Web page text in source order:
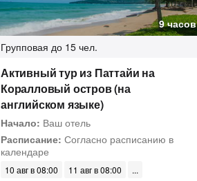
9 часов
Групповая до 15 чел.
Активный тур из Паттайи на
Коралловый остров (на
английском языке)
Начало: Ваш отель
Расписание: Согласно расписанию в
календаре
10 авг в 08:00 11 авг в 08:00